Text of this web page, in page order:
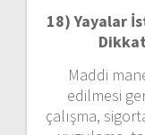
18) Yayalar
Maddi
edilmesi
çalışma,